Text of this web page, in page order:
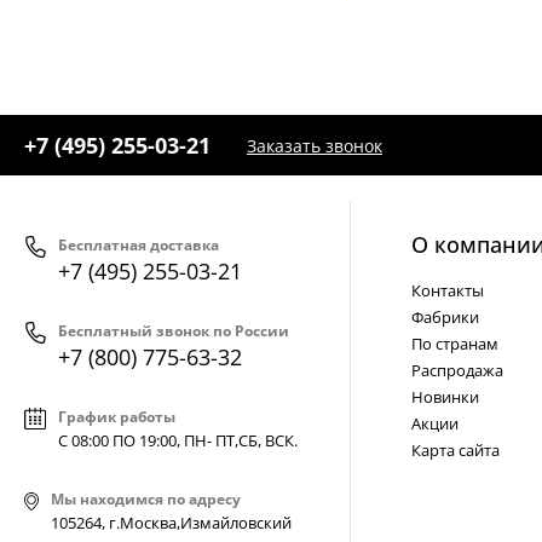
+7 (495) 255-03-21 Заказать звонок
Бесплатная доставка
+7 (495) 255-03-21
Бесплатный звонок по России
+7 (800) 775-63-32
График работы
С 08:00 ПО 19:00, ПН- ПТ,СБ, ВСК.
Мы находимся по адресу
105264, г.Москва,Измайловский
О
Контакты
Фабрики
По странам
Распродажа
Новинки
Акции
Карта сайта